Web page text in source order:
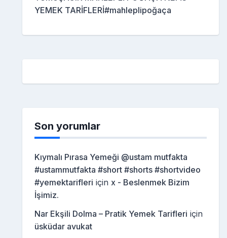
YEMEK TARİFLERİ#mahleplipoğaça
Son yorumlar
Kıymalı Pırasa Yemeği @ustam mutfakta
#ustammutfakta #short #shorts #shortvideo
#yemektarifleri için x - Beslenmek Bizim
İşimiz.
Nar Ekşili Dolma – Pratik Yemek Tarifleri için
üsküdar avukat